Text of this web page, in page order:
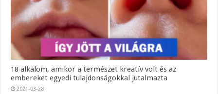
18 alkalom, amikor a természet kreatív volt és az
embereket egyedi tulajdonságokkal jutalmazta
2021-03-28